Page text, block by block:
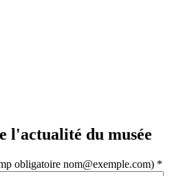
l'actualité du musée
obligatoire nom@exemple.com) *